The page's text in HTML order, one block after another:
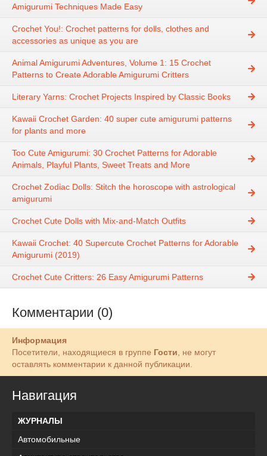
Amigurumi Techniques Made Easy
Crochet You!: Crochet patterns for dolls, clothes and
accessories as unique as you are
Animal Amigurumi Adventures, Volume 1: 15 Crochet
Patterns to Create Adorable Amigurumi Critters
Literary Yarns: Crochet Projects Inspired by Classic Books
Kawaii Crochet Garden: 40 super cute amigurumi patterns
for plants and more
Too Cute Amigurumi: 30 Crochet Patterns for Adorable
Animals, Playful Plants, Sweet Treats and More
Crochet Zodiac Dolls: Stitch the horoscope with astrological
amigurumi
Crochet Cute Dolls with Mix-and-Match Outfits
Kawaii Crochet: 40 Supercute Crochet Patterns for Adorable
Amigurumi (2019)
Crochet Cute Critters: 26 Easy Amigurumi Patterns
Комментарии (0)
Информация
Посетители, находящиеся в группе Гости, не могут
оставлять комментарии к данной публикации.
Навигация
ЖУРНАЛЫ
Автомобильные